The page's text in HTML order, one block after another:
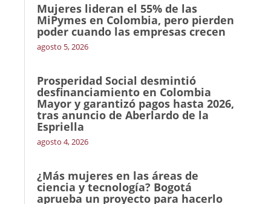
Mujeres lideran el 55% de las
MiPymes en Colombia, pero pierden
poder cuando las empresas crecen
agosto 5, 2026
Prosperidad Social desmintió
desfinanciamiento en Colombia
Mayor y garantizó pagos hasta 2026,
tras anuncio de Aberlardo de la
Espriella
agosto 4, 2026
¿Más mujeres en las áreas de
ciencia y tecnología? Bogotá
aprueba un proyecto para hacerlo